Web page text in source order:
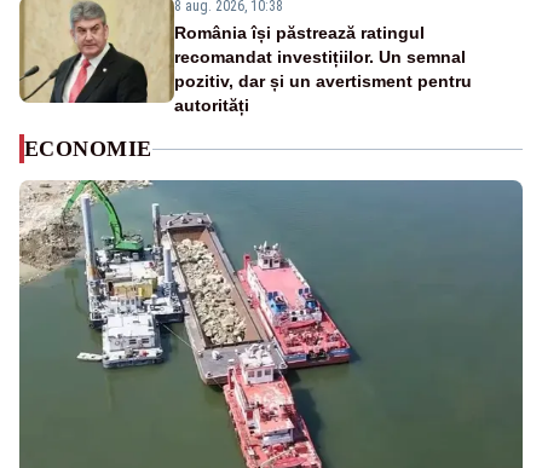
8 aug. 2026, 10:38
România își păstrează ratingul
recomandat investițiilor. Un semnal
pozitiv, dar și un avertisment pentru
autorități
ECONOMIE